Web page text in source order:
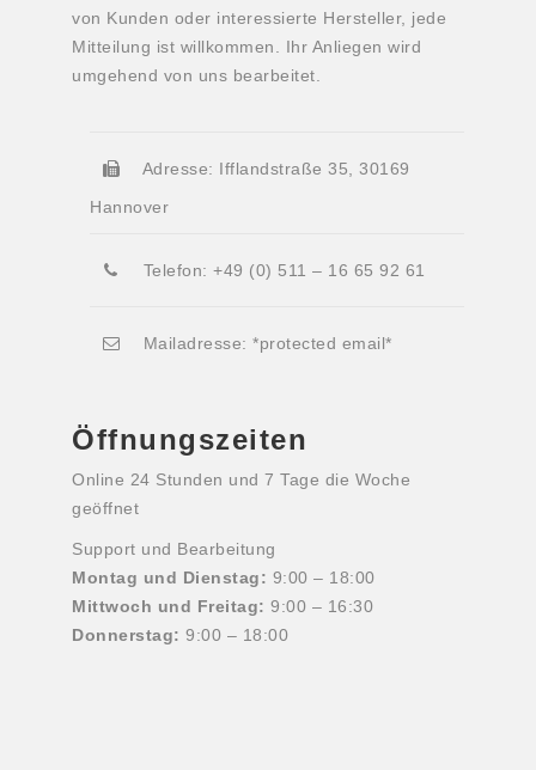
von Kunden oder interessierte Hersteller, jede
Mitteilung ist willkommen. Ihr Anliegen wird
umgehend von uns bearbeitet.
Adresse: Ifflandstraße 35, 30169
Hannover
Telefon: +49 (0) 511 – 16 65 92 61
Mailadresse: *protected email*
Öffnungszeiten
Online 24 Stunden und 7 Tage die Woche
geöffnet
Support und Bearbeitung
Montag und Dienstag: 9:00 – 18:00
Mittwoch und Freitag: 9:00 – 16:30
Donnerstag: 9:00 – 18:00